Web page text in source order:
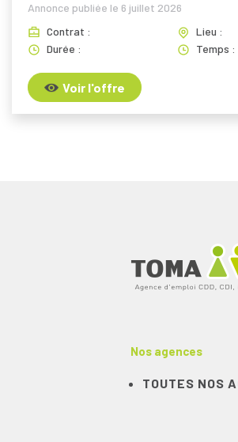
Annonce publiée le 6 juillet 2026
Contrat :
Lieu :
Durée :
Temps :
Voir l'offre
Nos agences
TOUTES NOS